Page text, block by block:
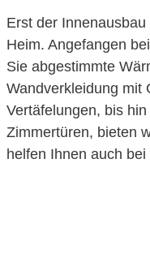
Erst der
Heim. Angefangen
Sie abgestimmte
Wandverkleidung mit
Vertäfelungen, bis
Zimmertüren, bieten
helfen Ihnen auch